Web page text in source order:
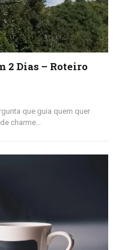
2 Dias – Roteiro
que guia quem quer
charme…